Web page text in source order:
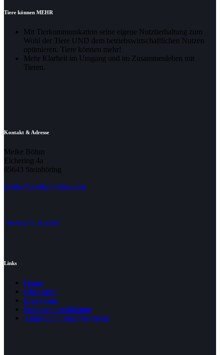
Tiere können MEHR
Mit Tierkommunikation seine eigene Nutztierhaltung zum
Wohl der Tiere UND dem betriebswirtschaftlichen Nutzen
optimieren. Tiere können mehr!
Mehr Klarheit im Umgang und im Zusammenleben mit
Tieren.
Kontakt & Adresse
Meike Böhm
Elchering 4a
85643 Steinhöring
meike@meikeboehm.com
+49 (0) 1577-33 83 567
Links
Home
Über mich
Impressum
Datenschutzerklärung
Anmeldung zum Newsletter